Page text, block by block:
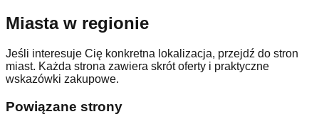
Miasta w regionie
Jeśli interesuje Cię konkretna lokalizacja, przejdź do stron
miast. Każda strona zawiera skrót oferty i praktyczne
wskazówki zakupowe.
Powiązane strony